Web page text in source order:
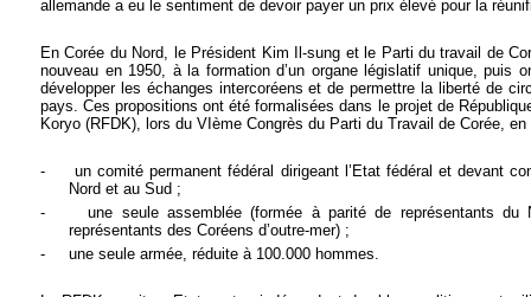
allemande a eu le sentiment de devoir payer un prix élevé pour la
En Corée du Nord, le Président Kim Il-sung et le Parti du travail de
nouveau en 1950, à la formation d’un organe législatif unique, puis
développer les échanges intercoréens et de permettre la liberté de
pays. Ces propositions ont été formalisées dans le projet de
Koryo (RFDK), lors du VIème Congrès du Parti du Travail de Corée,
-
un comité permanent fédéral dirigeant l’Etat fédéral et devant
Nord et au Sud ;
-
une seule assemblée (formée à parité de représentants
représentants des Coréens d’outre-mer) ;
-
une seule armée, réduite à 100.000 hommes.